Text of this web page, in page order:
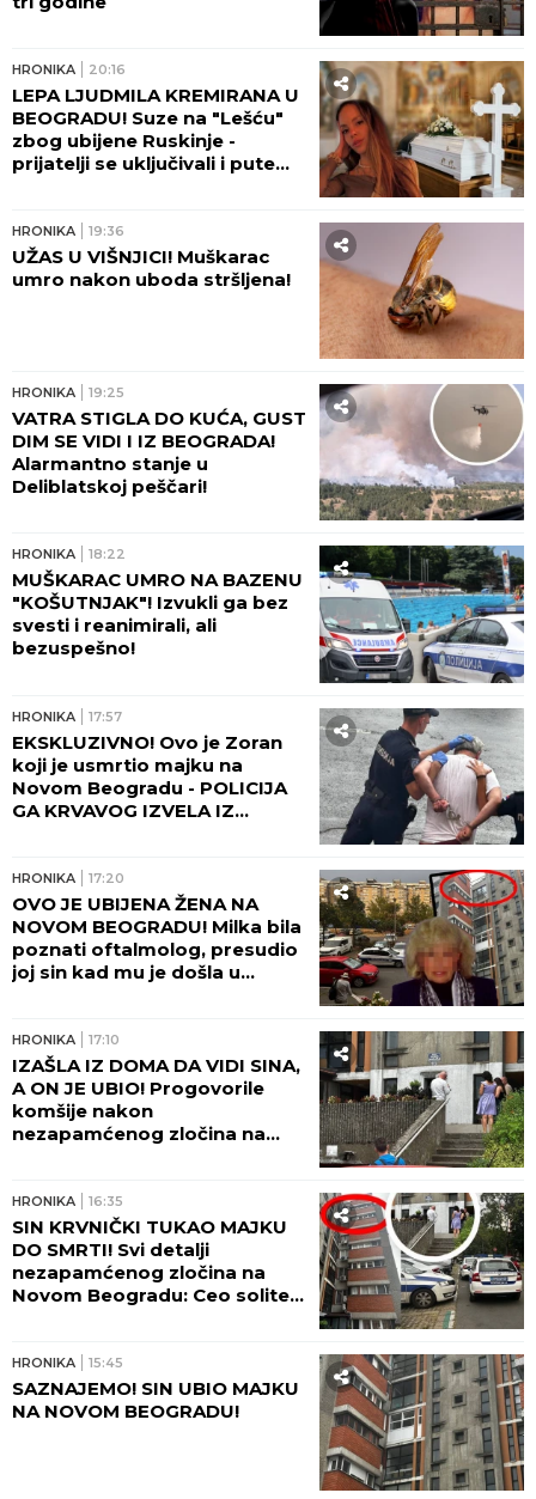
HRONIKA 20:16
LEPA LJUDMILA KREMIRANA U
BEOGRADU! Suze na "Lešću"
zbog ubijene Ruskinje -
prijatelji se uključivali i putem
HRONIKA 19:36
UŽAS U VIŠNJICI! Muškarac
umro nakon uboda stršljena!
HRONIKA 19:25
VATRA STIGLA DO KUĆA, GUST
DIM SE VIDI I IZ BEOGRADA!
Alarmantno stanje u
Deliblatskoj peščari!
HRONIKA 18:22
MUŠKARAC UMRO NA BAZENU
"KOŠUTNJAK"! Izvukli ga bez
svesti i reanimirali, ali
bezuspešno!
HRONIKA 17:57
EKSKLUZIVNO! Ovo je Zoran
koji je usmrtio majku na
Novom Beogradu - POLICIJA
GA KRVAVOG IZVELA IZ
HRONIKA 17:20
OVO JE UBIJENA ŽENA NA
NOVOM BEOGRADU! Milka bila
poznati oftalmolog, presudio
joj sin kad mu je došla u
HRONIKA 17:10
IZAŠLA IZ DOMA DA VIDI SINA,
A ON JE UBIO! Progovorile
komšije nakon
nezapamćenog zločina na
HRONIKA 16:35
SIN KRVNIČKI TUKAO MAJKU
DO SMRTI! Svi detalji
nezapamćenog zločina na
Novom Beogradu: Ceo soliter
HRONIKA 15:45
SAZNAJEMO! SIN UBIO MAJKU
NA NOVOM BEOGRADU!